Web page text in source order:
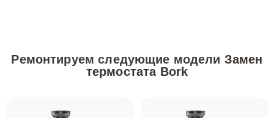
Ремонтируем следующие модели Замен
термостата Bork